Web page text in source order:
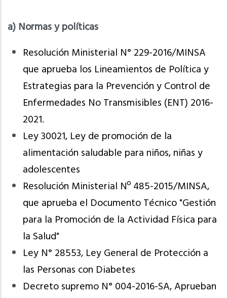
a) Normas y políticas
Resolución Ministerial N° 229-2016/MINSA
que aprueba los Lineamientos de Política y
Estrategias para la Prevención y Control de
Enfermedades No Transmisibles (ENT) 2016-
2021.
Ley 30021, Ley de promoción de la
alimentación saludable para niños, niñas y
adolescentes
Resolución Ministerial Nº 485-2015/MINSA,
que aprueba el Documento Técnico "Gestión
para la Promoción de la Actividad Física para
la Salud"
Ley N° 28553, Ley General de Protección a
las Personas con Diabetes
Decreto supremo N° 004-2016-SA, Aprueban